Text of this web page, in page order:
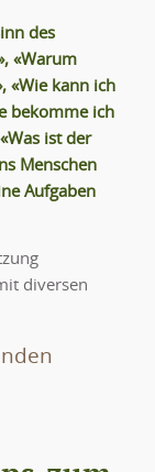
des
«Warum
«Wie kann ich
bekomme ich
ist der
Menschen
Aufgaben
diversen